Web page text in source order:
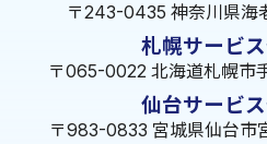
〒243-0435 神奈川県海
札幌サービ
〒065-0022 北海道札幌市
仙台サービ
〒983-0833 宮城県仙台市